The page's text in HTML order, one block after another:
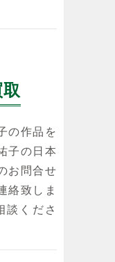
の作品を
子の日本
お問合せ
絡致しま
談くださ